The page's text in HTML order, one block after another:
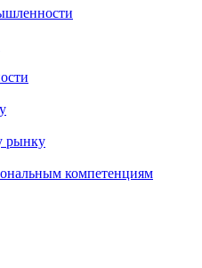
рынку
компетенциям